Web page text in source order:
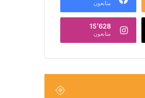
متابعون
15٬628
متابعون